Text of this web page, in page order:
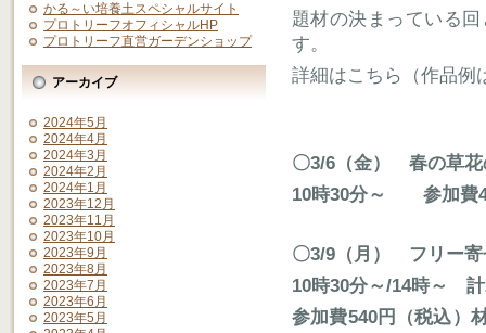
かる～い培養土スペシャルサイト
プロトリーフオフィシャルHP
プロトリーフ直営ガーデンショップ
アーカイブ
2024年5月
2024年4月
2024年3月
2024年2月
2024年1月
2023年12月
2023年11月
2023年10月
2023年9月
2023年8月
2023年7月
2023年6月
2023年5月
題材の決まっている
す。
詳細はこちら（作品例
〇3/6（金） 春の草花
10時30分～ 参加費
〇3/9（月） フリー寄
10時30分～/14時～
参加費540円（税込